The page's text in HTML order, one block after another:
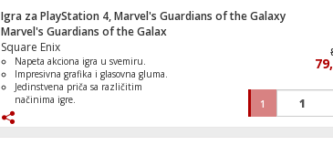
Igra za PlayStation 4, Marvel's Guardians of the Galaxy
Marvel's Guardians of the Galax
Square Enix
Napeta akciona igra u svemiru.
Impresivna grafika i glasovna gluma.
Jedinstvena priča sa različitim
načinima igre.
Singleplayer kampanja i multiplayer
mode.
1